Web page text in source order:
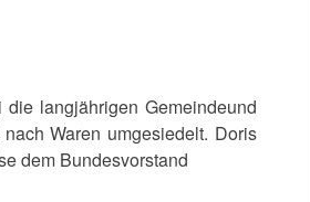
langjährigen Gemeindeund
Waren umgesiedelt. Doris
dem Bundesvorstand